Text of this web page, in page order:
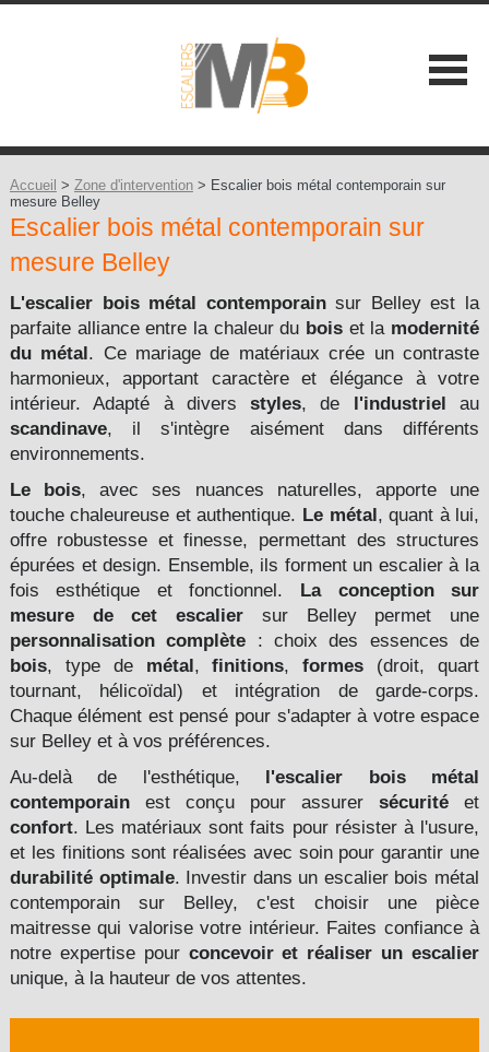
NOS ATOUTS
NOS GAMMES
Les Classiques +
Les Contemporains +
Les Balustrades +
Les Extérieures
CONTACT
Accueil > Zone d'intervention> Escalier bois métal contemporain sur
mesure Belley
Escalier bois métal contemporain sur
mesure Belley
L'escalier bois métal contemporainsur Belley est la
parfaite alliance entre la chaleur du bois et la modernité
du métal. Ce mariage de matériaux crée un contraste
harmonieux, apportant caractère et élégance à votre
intérieur. Adapté à diversstyles, de l'industrielau
scandinave, il s'intègre aisément dans différents
environnements.
Le bois, avec ses nuances naturelles, apporte une
touche chaleureuse et authentique. Le métal, quant à lui,
offre robustesse et finesse, permettant des structures
épurées et design. Ensemble, ils forment un escalier à la
fois esthétique et fonctionnel. La conception sur
mesure de cet escalier sur Belley permet une
personnalisation complète : choix des essences de
bois, type de métal,finitions,formes (droit, quart
tournant, hélicoïdal) et intégration de garde-corps.
Chaque élément est pensé pour s'adapter à votre espace
sur Belley et à vos préférences.
Au-delà de l'esthétique, l'escalier bois métal
contemporainest conçu pour assurersécuritéet
confort. Les matériaux sont faits pour résister à l'usure,
et les finitions sont réalisées avec soin pour garantir une
durabilité optimale. Investir dans un escalier bois métal
contemporain sur Belley, c'est choisir une pièce
maitresse qui valorise votre intérieur. Faites confiance à
notre expertise pour concevoir et réaliser un escalier
unique, à la hauteur de vos attentes.